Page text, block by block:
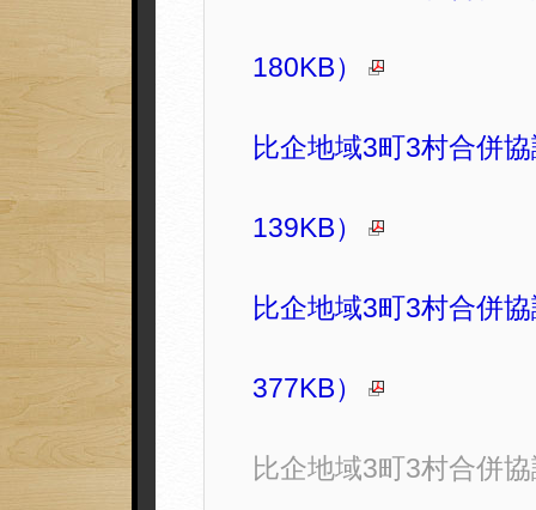
180KB）
比企地域3町3村合併
139KB）
比企地域3町3村合併
377KB）
比企地域3町3村合併